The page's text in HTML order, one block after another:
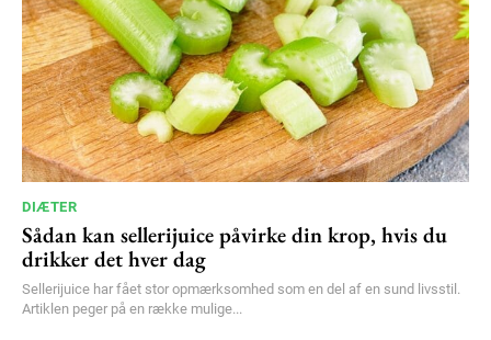
Nullam eu erat condimentum
Donec quis est ac felis
Orci varius natoque dolor
YEARLY PRICING MONTHLY PRICING
DIÆTER
Sådan kan sellerijuice påvirke din krop, hvis du
drikker det hver dag
Sellerijuice har fået stor opmærksomhed som en del af en sund livsstil.
Artiklen peger på en række mulige...